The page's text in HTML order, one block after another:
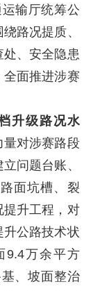
输厅统筹公
路况提质、
、安全隐患
面推进涉赛
升级路况水
量对涉赛路段
问题台账、
面坑槽、裂
升工程，对
公路技术状
9.4万余平方
、坡面整治